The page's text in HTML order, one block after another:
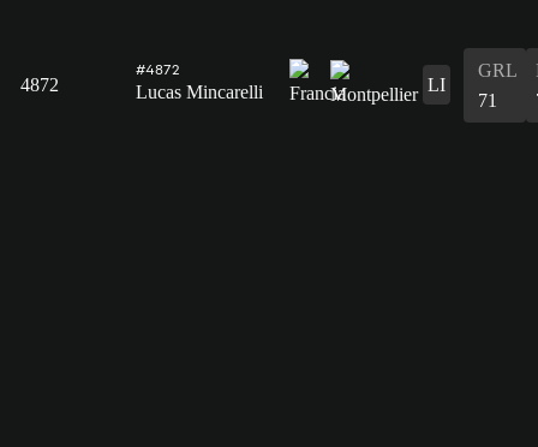
4872
#4872
Lucas Mincarelli LI
GRL
71